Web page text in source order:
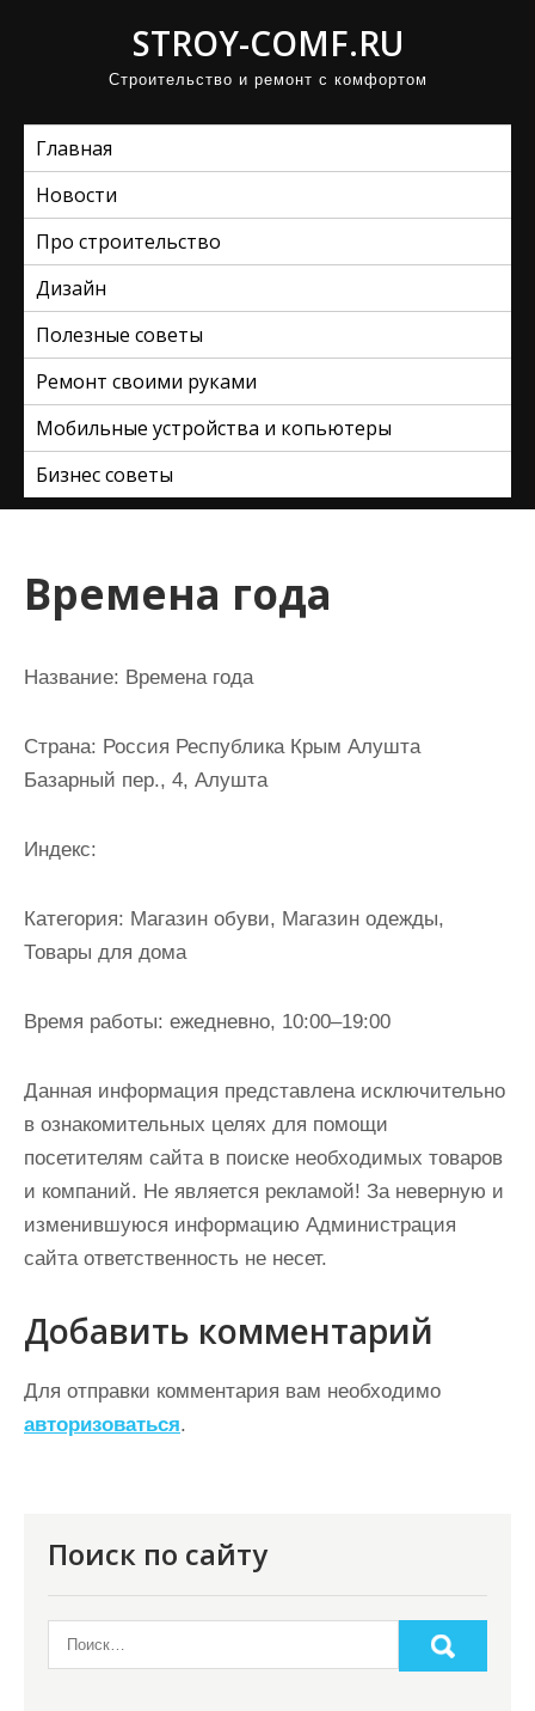
STROY-COMF.RU
Строительство и ремонт с комфортом
Главная
Новости
Про строительство
Дизайн
Полезные советы
Ремонт своими руками
Мобильные устройства и копьютеры
Бизнес советы
Времена года
Название: Времена года
Страна: Россия Республика Крым Алушта
Базарный пер., 4, Алушта
Индекс:
Категория: Магазин обуви, Магазин одежды,
Товары для дома
Время работы: ежедневно, 10:00–19:00
Данная информация представлена исключительно
в ознакомительных целях для помощи
посетителям сайта в поиске необходимых товаров
и компаний. Не является рекламой! За неверную и
изменившуюся информацию Администрация
сайта ответственность не несет.
Добавить комментарий
Для отправки комментария вам необходимо
авторизоваться.
Поиск по сайту